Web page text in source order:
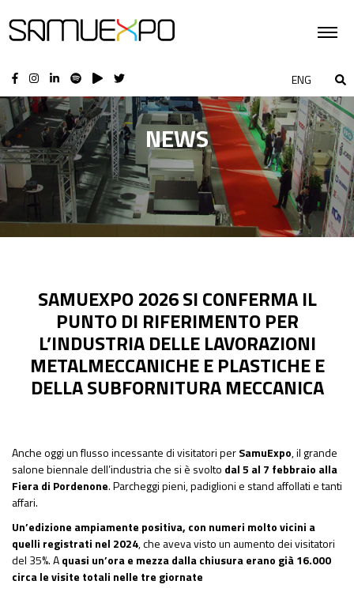
ENG
NEWS
SAMUEXPO 2026 SI CONFERMA IL
PUNTO DI RIFERIMENTO PER
L’INDUSTRIA DELLE LAVORAZIONI
METALMECCANICHE E PLASTICHE E
DELLA SUBFORNITURA MECCANICA
Anche oggi un flusso incessante di visitatori perSamuExpo, il grande
salone biennale dell’industria che si è svolto dal 5 al 7 febbraio alla
Fiera di Pordenone. Parcheggi pieni, padiglioni e stand affollati e tanti
affari.
Un’edizione ampiamente positiva, con numeri molto vicini a
quelli registrati nel 2024, che aveva visto un aumento dei visitatori
del 35%. Aquasi un’ora e mezza dalla chiusura erano già 16.000
circa le visite totali nelle tre giornate